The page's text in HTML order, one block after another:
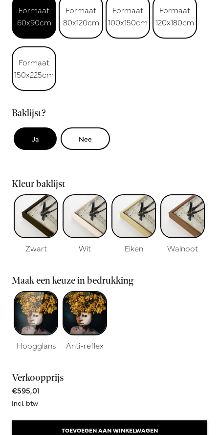
Formaat
60x90cm
Formaat
80x120cm
Formaat
100x150cm
Formaat
120x180cm
Formaat
150x225cm
Baklijst?
Ja Nee
Kleur baklijst
Zwart Wit Eiken Walnoot
Maak een keuze in bedrukking
Hoogglans Anti-reflex
Verkoopprijs
€595,01
Incl. btw
TOEVOEGEN AAN WINKELWAGEN